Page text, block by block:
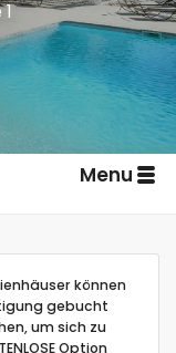
Menu
können
gebucht
um sich zu
Option